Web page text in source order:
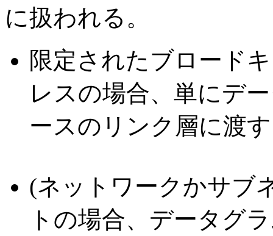
に扱われる。
限定されたブロード
レスの場合、単にデ
ースのリンク層に渡
(ネットワークかサブ
トの場合、データグ